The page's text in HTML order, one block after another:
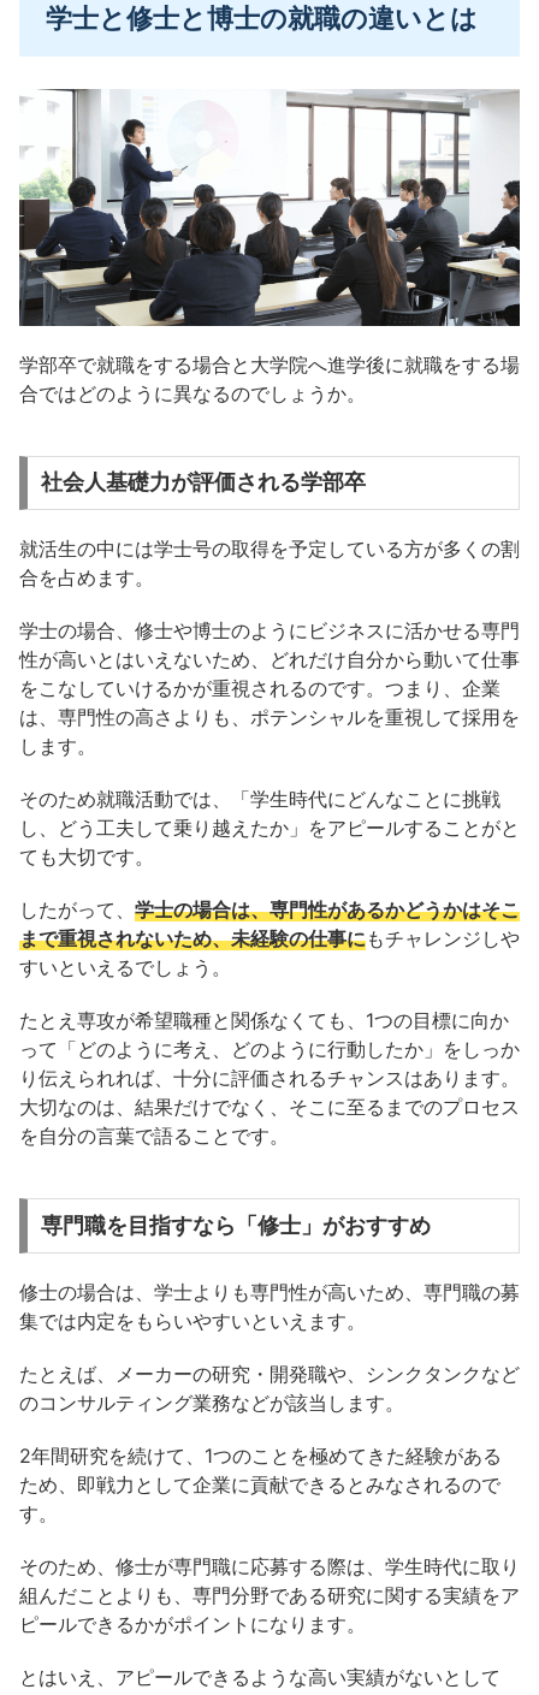
学士と修士と博士の就職の違いとは
学部卒で就職をする場合と大学院へ進学後に就職をする場
合ではどのように異なるのでしょうか。
社会人基礎力が評価される学部卒
就活生の中には学士号の取得を予定している方が多くの割
合を占めます。
学士の場合、修士や博士のようにビジネスに活かせる専門
性が高いとはいえないため、どれだけ自分から動いて仕事
をこなしていけるかが重視されるのです。つまり、企業
は、専門性の高さよりも、ポテンシャルを重視して採用を
します。
そのため就職活動では、「学生時代にどんなことに挑戦
し、どう工夫して乗り越えたか」をアピールすることがと
ても大切です。
したがって、 学士の場合は、専門性があるかどうかはそこ
まで重視されないため、未経験の仕事にもチャレンジしや
すいといえるでしょう。
たとえ専攻が希望職種と関係なくても、1つの目標に向か
って「どのように考え、どのように行動したか」をしっか
り伝えられれば、十分に評価されるチャンスはあります。
大切なのは、結果だけでなく、そこに至るまでのプロセス
を自分の言葉で語ることです。
専門職を目指すなら「修士」がおすすめ
修士の場合は、学士よりも専門性が高いため、専門職の募
集では内定をもらいやすいといえます。
たとえば、メーカーの研究・開発職や、シンクタンクなど
のコンサルティング業務などが該当します。
2年間研究を続けて、1つのことを極めてきた経験がある
ため、即戦力として企業に貢献できるとみなされるので
す。
そのため、修士が専門職に応募する際は、学生時代に取り
組んだことよりも、専門分野である研究に関する実績をア
ピールできるかがポイントになります。
とはいえ、アピールできるような高い実績がないとして